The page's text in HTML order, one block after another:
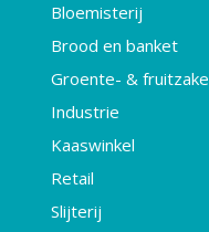
Bloemisterij
Brood en banket
Groente- &
Industrie
Kaaswinkel
Retail
Slijterij